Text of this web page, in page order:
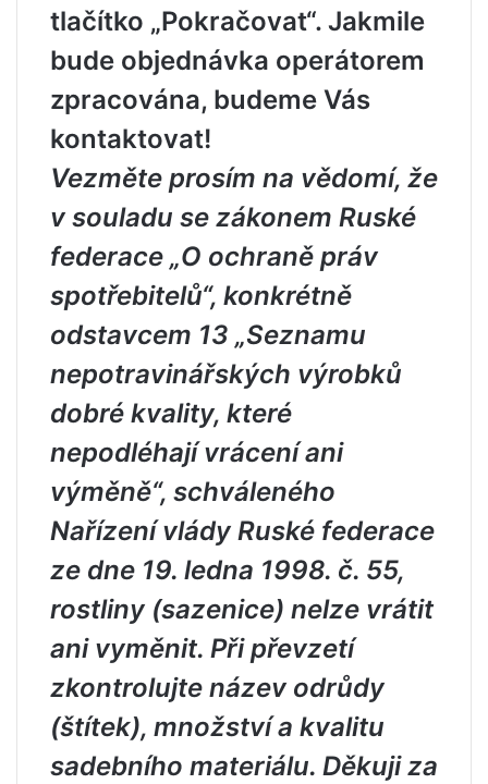
tlačítko „Pokračovat“. Jakmile
bude objednávka operátorem
zpracována, budeme Vás
kontaktovat!
Vezměte prosím na vědomí, že
v souladu se zákonem Ruské
federace „O ochraně práv
spotřebitelů“, konkrétně
odstavcem 13 „Seznamu
nepotravinářských výrobků
dobré kvality, které
nepodléhají vrácení ani
výměně“, schváleného
Nařízení vlády Ruské federace
ze dne 19. ledna 1998. č. 55,
rostliny (sazenice) nelze vrátit
ani vyměnit. Při převzetí
zkontrolujte název odrůdy
(štítek), množství a kvalitu
sadebního materiálu. Děkuji za